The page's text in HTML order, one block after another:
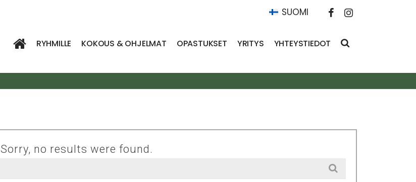
SUOMI
RYHMILLE KOKOUS & OHJELMAT OPASTUKSET YRITYS YHTEYSTIEDOT
Sorry, no results were found.